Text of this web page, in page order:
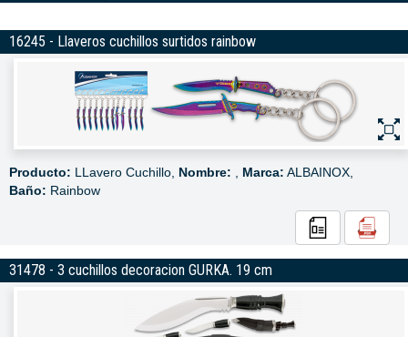
16245 - Llaveros cuchillos surtidos rainbow
Producto: LLavero Cuchillo, Nombre: Marca: ALBAINOX,
Baño: Rainbow
31478 - 3 cuchillos decoracion GURKA. 19 cm